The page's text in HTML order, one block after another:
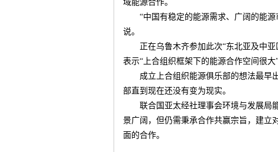
域能源合作。
“中国有稳定的能源需求、广阔的能源
说。
正在乌鲁木齐参加此次“东北亚及中亚
表示“上合组织框架下的能源合作空间很大”
成立上合组织能源俱乐部的想法最早出
部直到现在还没有变为现实。
联合国亚太经社理事会环境与发展局能
景广阔，但仍需秉承合作共赢宗旨，建立
面的合作。